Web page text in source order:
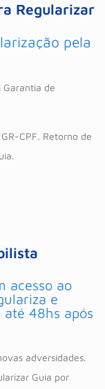
Regularizar
pela
Garantia de
CPF. Retorno de
acesso ao
e
48hs após
adversidades.
Guia por